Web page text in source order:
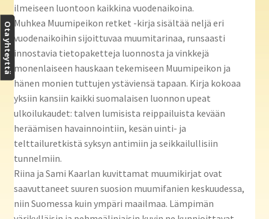
ilmeiseen luontoon kaikkina vuodenaikoina.
Muhkea Muumipeikon retket -kirja sisältää neljä eri
vuodenaikoihin sijoittuvaa muumitarinaa, runsaasti
innostavia tietopaketteja luonnosta ja vinkkejä
monenlaiseen hauskaan tekemiseen Muumipeikon ja
hänen monien tuttujen ystäviensä tapaan. Kirja kokoaa
yksiin kansiin kaikki suomalaisen luonnon upeat
ulkoilukaudet: talven lumisista reippailuista kevään
heräämisen havainnointiin, kesän uinti- ja
telttailuretkistä syksyn antimiin ja seikkailullisiin
tunnelmiin.
Riina ja Sami Kaarlan kuvittamat muumikirjat ovat
saavuttaneet suuren suosion muumifanien keskuudessa,
niin Suomessa kuin ympäri maailmaa. Lämpimän
Ota yhteyttä